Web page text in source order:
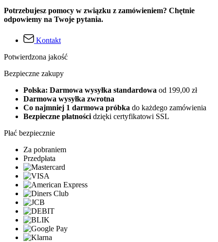
Potrzebujesz pomocy w związku z zamówieniem? Chętnie
odpowiemy na Twoje pytania.
Kontakt
Potwierdzona jakość
Bezpieczne zakupy
Polska: Darmowa wysyłka standardowa od 199,00 zł
Darmowa wysyłka zwrotna
Co najmniej 1 darmowa próbka do każdego zamówienia
Bezpieczne płatności dzięki certyfikatowi SSL
Płać bezpiecznie
Za pobraniem
Przedpłata